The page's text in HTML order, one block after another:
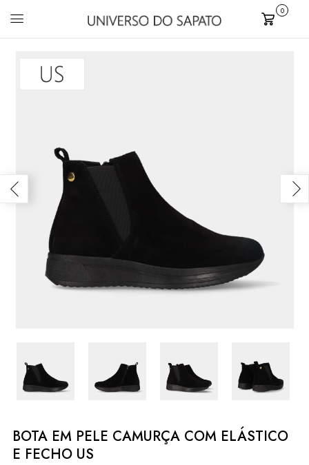
Carrinho
0
BOTA EM PELE CAMURÇA COM ELÁSTICO
E FECHO US